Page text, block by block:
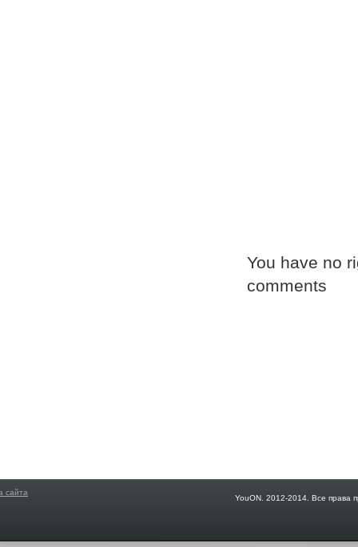
You have no
comments
YouON. 2012-2014. Все права
сайта